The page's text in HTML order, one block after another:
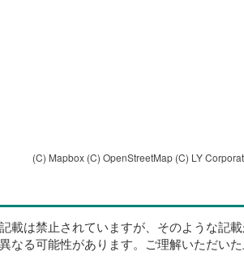
(C) Mapbox (C) OpenStreetMap (C) LY
は禁止されていますが、そのような記
なる可能性があります。ご理解いただい